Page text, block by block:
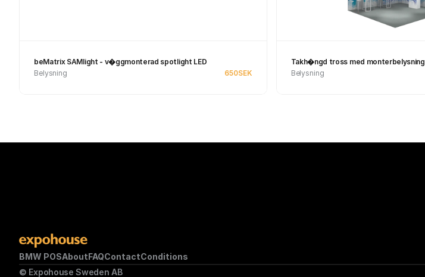
beMatrix SAMlight - v�ggmonterad spotlight LED
Belysning
650SEK
Takh�ngd tross med monterbelysning
Belysning
BMW POSAboutFAQContactConditions
© Expohouse Sweden AB